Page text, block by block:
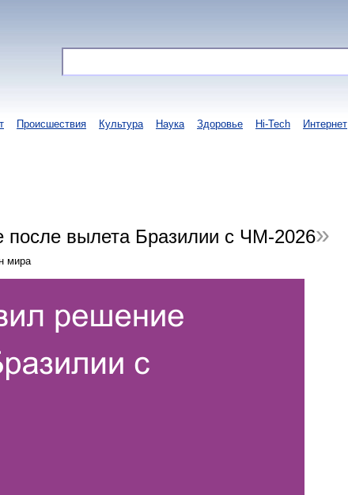
Происшествия Культура Наука Здоровье Hi-Tech Интернет
после вылета Бразилии с ЧМ-2026
мира